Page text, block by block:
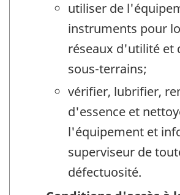
utiliser de
instruments pour
réseaux d'utilité et
sous-terrains;
vérifier, lubrifier,
d'essence et
l'équipement et
superviseur de
défectuosité.